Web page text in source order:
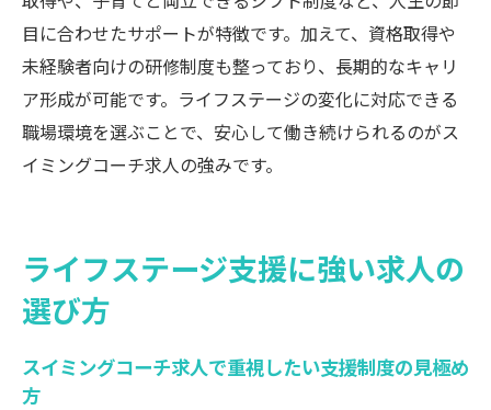
の伸ばし方
スイミングコーチ求人と昇給のタイミング
を解説
キャリアアップを実現する求人活用法
スイミングコーチ求人で描くキャリアパス
選択基準
スイミングコーチ求人でキャリア形成する
キャリアアップを支援するスイミングコー
目に合わせたサポートが特徴です。加えて、資格取得や
未経験者向けの研修制度も整っており、長期的なキャリ
ア形成が可能です。ライフステージの変化に対応できる
職場環境を選ぶことで、安心して働き続けられるのがス
イミングコーチ求人の強みです。
ライフステージ支援に強い求人の
選び方
スイミングコーチ求人で重視したい支援制度の見極め
方